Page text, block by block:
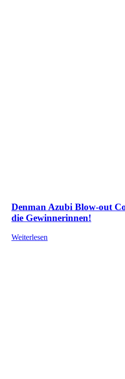
Denman Azubi Blow-out
die Gewinnerinnen!
Weiterlesen